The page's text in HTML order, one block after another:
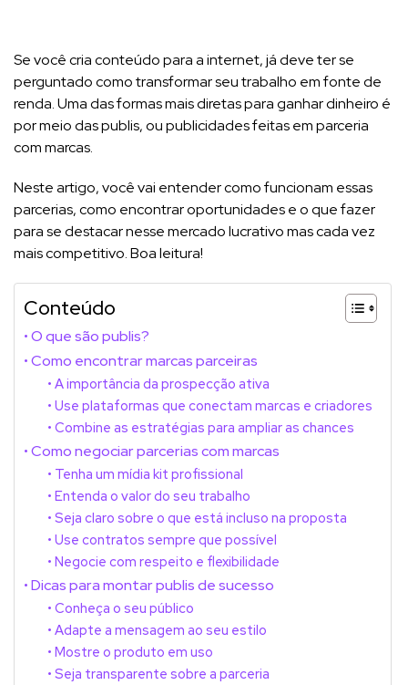
Se você cria conteúdo para a internet, já deve ter se
perguntado como transformar seu trabalho em fonte de
renda. Uma das formas mais diretas para ganhar dinheiro é
por meio das publis, ou publicidades feitas em parceria
com marcas.
Neste artigo, você vai entender como funcionam essas
parcerias, como encontrar oportunidades e o que fazer
para se destacar nesse mercado lucrativo mas cada vez
mais competitivo. Boa leitura!
Conteúdo
O que são publis?
Como encontrar marcas parceiras
A importância da prospecção ativa
Use plataformas que conectam marcas e criadores
Combine as estratégias para ampliar as chances
Como negociar parcerias com marcas
Tenha um mídia kit profissional
Entenda o valor do seu trabalho
Seja claro sobre o que está incluso na proposta
Use contratos sempre que possível
Negocie com respeito e flexibilidade
Dicas para montar publis de sucesso
Conheça o seu público
Adapte a mensagem ao seu estilo
Mostre o produto em uso
Seja transparente sobre a parceria